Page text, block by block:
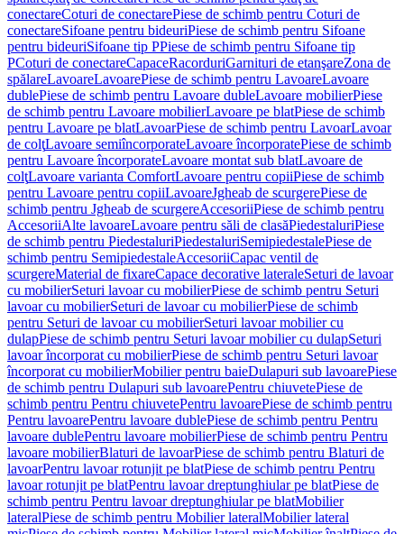
conectareCoturi de conectarePiese de schimb pentru Coturi de
conectareSifoane pentru bideuriPiese de schimb pentru Sifoane
pentru bideuriSifoane tip PPiese de schimb pentru Sifoane tip
PCoturi de conectareCapaceRacorduriGarnituri de etanşareZona de
spălareLavoareLavoarePiese de schimb pentru LavoareLavoare
dublePiese de schimb pentru Lavoare dubleLavoare mobilierPiese
de schimb pentru Lavoare mobilierLavoare pe blatPiese de schimb
pentru Lavoare pe blatLavoarPiese de schimb pentru LavoarLavoar
de colţLavoare semiîncorporateLavoare încorporatePiese de schimb
pentru Lavoare încorporateLavoare montat sub blatLavoare de
colţLavoare varianta ComfortLavoare pentru copiiPiese de schimb
pentru Lavoare pentru copiiLavoareJgheab de scurgerePiese de
schimb pentru Jgheab de scurgereAccesoriiPiese de schimb pentru
AccesoriiAlte lavoareLavoare pentru săli de clasăPiedestaluriPiese
de schimb pentru PiedestaluriPiedestaluriSemipiedestalePiese de
schimb pentru SemipiedestaleAccesoriiCapac ventil de
scurgereMaterial de fixareCapace decorative lateraleSeturi de lavoar
cu mobilierSeturi lavoar cu mobilierPiese de schimb pentru Seturi
lavoar cu mobilierSeturi de lavoar cu mobilierPiese de schimb
pentru Seturi de lavoar cu mobilierSeturi lavoar mobilier cu
dulapPiese de schimb pentru Seturi lavoar mobilier cu dulapSeturi
lavoar încorporat cu mobilierPiese de schimb pentru Seturi lavoar
încorporat cu mobilierMobilier pentru baieDulapuri sub lavoarePiese
de schimb pentru Dulapuri sub lavoarePentru chiuvetePiese de
schimb pentru Pentru chiuvetePentru lavoarePiese de schimb pentru
Pentru lavoarePentru lavoare dublePiese de schimb pentru Pentru
lavoare dublePentru lavoare mobilierPiese de schimb pentru Pentru
lavoare mobilierBlaturi de lavoarPiese de schimb pentru Blaturi de
lavoarPentru lavoar rotunjit pe blatPiese de schimb pentru Pentru
lavoar rotunjit pe blatPentru lavoar dreptunghiular pe blatPiese de
schimb pentru Pentru lavoar dreptunghiular pe blatMobilier
lateralPiese de schimb pentru Mobilier lateralMobilier lateral